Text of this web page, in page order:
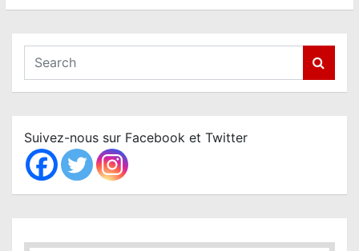
a
c
h
Suivez-nous sur Facebook et Twitter